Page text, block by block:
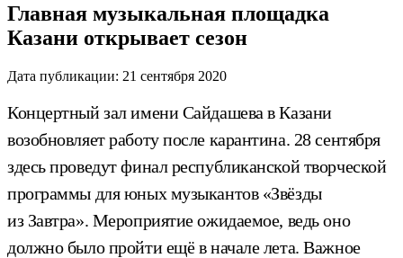
Главная музыкальная площадка
Казани открывает сезон
Дата публикации: 21 сентября 2020
Концертный зал имени Сайдашева в Казани
возобновляет работу после карантина. 28 сентября
здесь проведут финал республиканской творческой
программы для юных музыкантов «Звёзды
из Завтра». Мероприятие ожидаемое, ведь оно
должно было пройти ещё в начале лета. Важное